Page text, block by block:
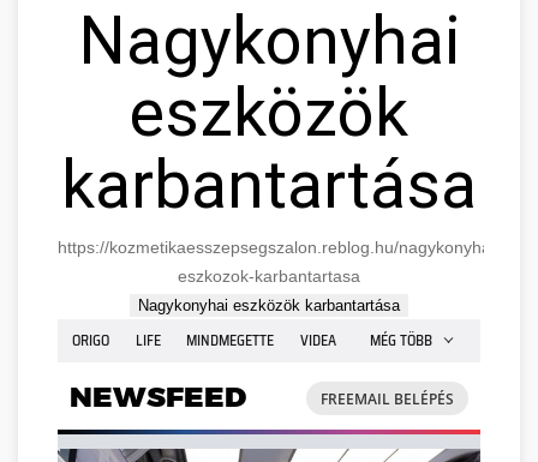
Nagykonyhai
eszközök
karbantartása
https://kozmetikaesszepsegszalon.reblog.hu/nagykonyhai-
eszkozok-karbantartasa
Nagykonyhai eszközök karbantartása